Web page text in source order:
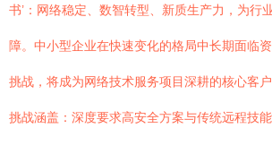
书’：网络稳定、数智转型、新质生产力，为行
障。中小型企业在快速变化的格局中长期面临
挑战，将成为网络技术服务项目深耕的核心客
挑战涵盖：深度要求高安全方案与传统远程技